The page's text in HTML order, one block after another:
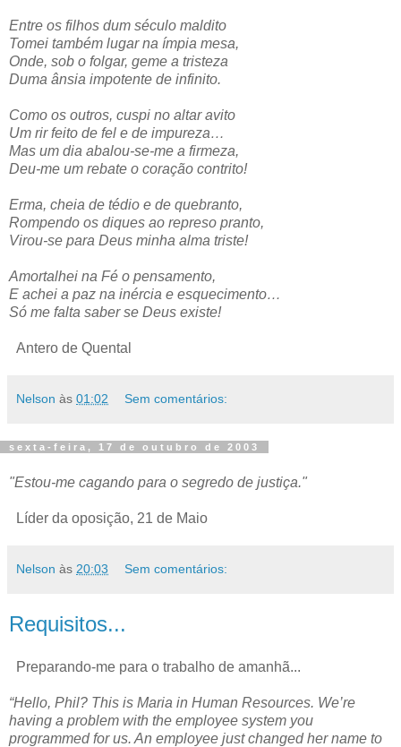
Entre os filhos dum século maldito
Tomei também lugar na ímpia mesa,
Onde, sob o folgar, geme a tristeza
Duma ânsia impotente de infinito.
Como os outros, cuspi no altar avito
Um rir feito de fel e de impureza…
Mas um dia abalou-se-me a firmeza,
Deu-me um rebate o coração contrito!
Erma, cheia de tédio e de quebranto,
Rompendo os diques ao represo pranto,
Virou-se para Deus minha alma triste!
Amortalhei na Fé o pensamento,
E achei a paz na inércia e esquecimento…
Só me falta saber se Deus existe!
Antero de Quental
Nelson às 01:02 Sem comentários:
sexta-feira, 17 de outubro de 2003
"Estou-me cagando para o segredo de justiça."
Líder da oposição, 21 de Maio
Nelson às 20:03 Sem comentários:
Requisitos...
Preparando-me para o trabalho de amanhã...
“Hello, Phil? This is Maria in Human Resources. We’re
having a problem with the employee system you
programmed for us. An employee just changed her name to